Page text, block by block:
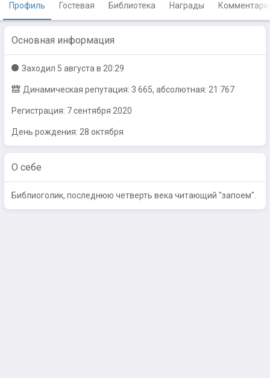
Профиль Гостевая Библиотека Награды
Основная информация
Заходил 5 августа в 20:29
Динамическая репутация: 3 665, абсолютная: 21 767
Регистрация: 7 сентября 2020
День рождения: 28 октября
О себе
Библиоголик, последнюю четверть века читающий "запоем".